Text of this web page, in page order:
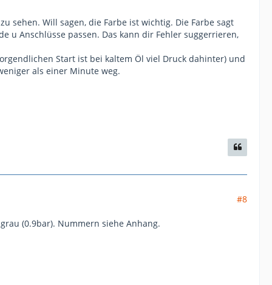
sehen. Will sagen, die Farbe ist wichtig. Die Farbe sagt
u Anschlüsse passen. Das kann dir Fehler suggerrieren,
Start ist bei kaltem Öl viel Druck dahinter) und
als einer Minute weg.
#8
(0.9bar). Nummern siehe Anhang.